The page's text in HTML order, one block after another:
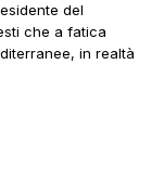
del
che a fatica
in realtà